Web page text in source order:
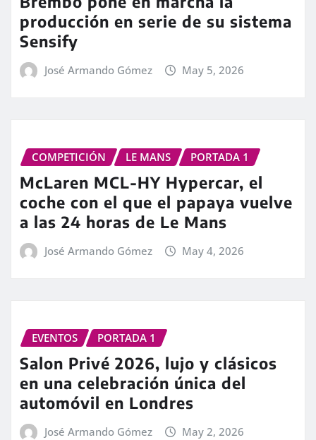
producción en serie de su sistema
Sensify
José Armando Gómez May 5, 2026
COMPETICIÓN LE MANS PORTADA 1
McLaren MCL-HY Hypercar, el
coche con el que el papaya vuelve
a las 24 horas de Le Mans
José Armando Gómez May 4, 2026
EVENTOS PORTADA 1
Salon Privé 2026, lujo y clásicos
en una celebración única del
automóvil en Londres
José Armando Gómez May 2, 2026